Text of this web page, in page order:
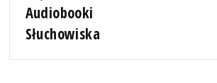
Audiobooki
Słuchowiska